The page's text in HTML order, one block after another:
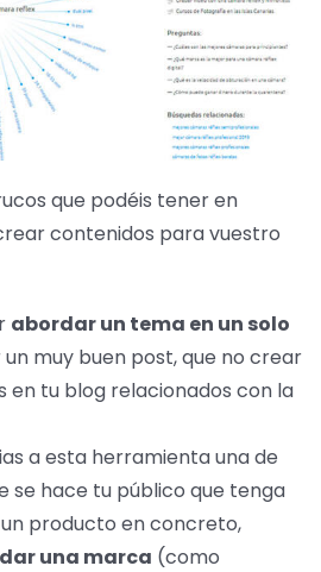
que podéis tener en
contenidos para vuestro
abordar un tema en un solo
muy buen post, que no crear
en tu blog relacionados con la
a esta herramienta una de
se hace tu público que tenga
producto en concreto,
una marca (como